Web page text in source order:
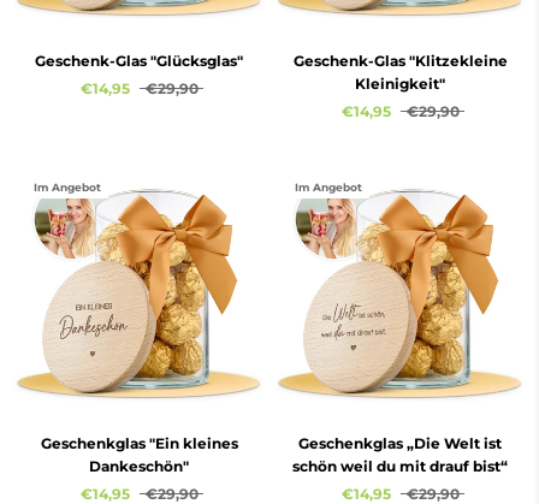
Geschenk-Glas "Glücksglas"
€14,95
€29,90
Geschenk-Glas "Klitzekleine
Kleinigkeit"
€14,95
€29,90
Im Angebot
Geschenkglas "Ein kleines
Dankeschön"
€14,95
€29,90
Im Angebot
Geschenkglas „Die Welt ist
schön weil du mit drauf bist“
€14,95
€29,90